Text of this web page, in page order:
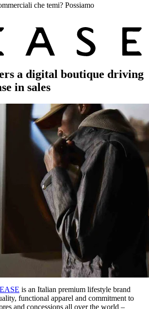
che temi? Possiamo
a digital boutique driving
in sales
is an Italian premium lifestyle brand
functional apparel and commitment to
and concessions all over the world –